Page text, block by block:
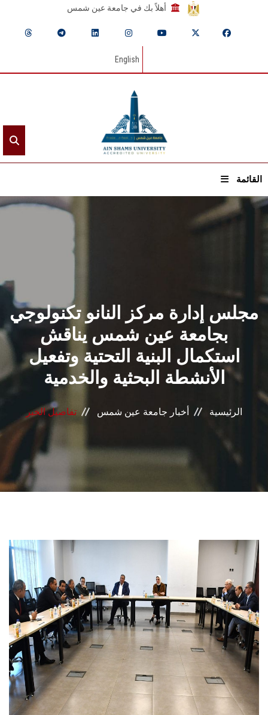
أهلاً بك في جامعة عين شمس
English
القائمة
القطاعـات
الشئون الأكاديمية
البحث العلمي
الرعاية الصحية
المراكز والوحدات
الأنظمة الذكية
الإعلام
الطلاب
هيئة التدريس
الدراسات العليا
الخريجين
الموظفون
الزائـرون
مجلس إدارة مركز النانو تكنولوجي
بجامعة عين شمس يناقش
استكمال البنية التحتية وتفعيل
الأنشطة البحثية والخدمية
الرئيسية أخبار جامعة عين شمس تفاصيل الخبر